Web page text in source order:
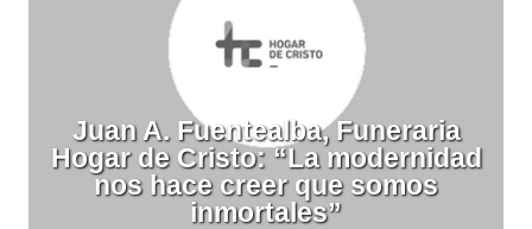
Juan A. Fuentealba, Funeraria
Hogar de Cristo: “La modernidad
nos hace creer que somos
inmortales”